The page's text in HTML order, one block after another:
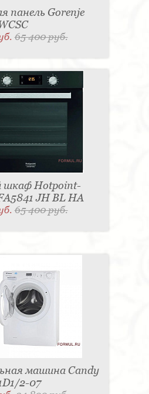
панель Gorenje
65 400 руб.
шкаф Hotpoint-
JH BL HA
65 400 руб.
машина Candy
2-07